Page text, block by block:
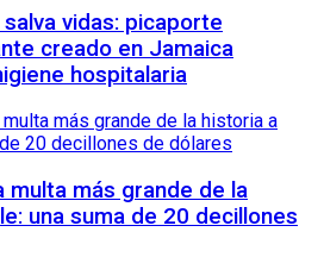
vidas: picaporte
creado en Jamaica
hospitalaria
multa más grande de la
una suma de 20 decillones